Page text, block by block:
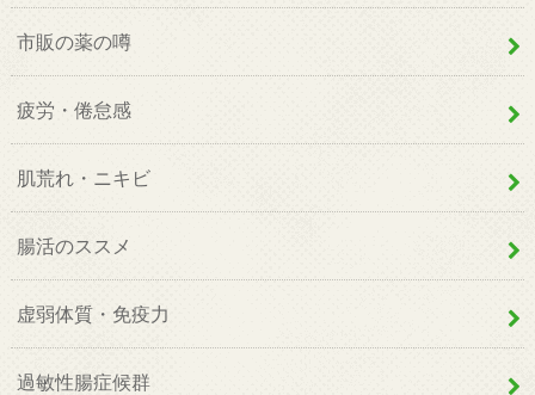
市販の薬の噂
疲労・倦怠感
肌荒れ・ニキビ
腸活のススメ
虚弱体質・免疫力
過敏性腸症候群